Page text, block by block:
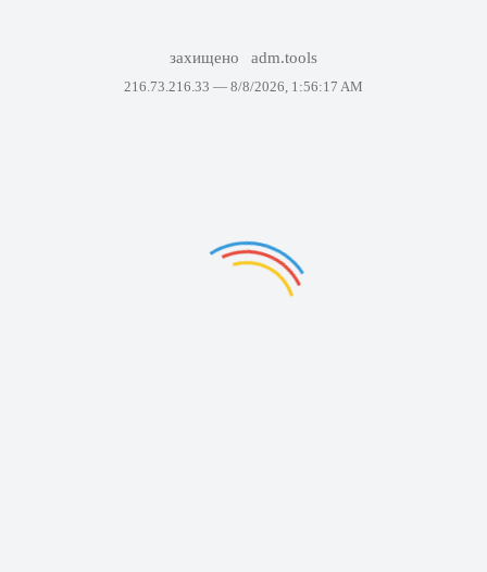
захищено adm.tools
216.73.216.33 — 8/8/2026, 1:56:17 AM